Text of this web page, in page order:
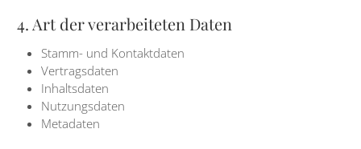
4. Art der verarbeiteten Daten
Stamm- und Kontaktdaten
Vertragsdaten
Inhaltsdaten
Nutzungsdaten
Metadaten